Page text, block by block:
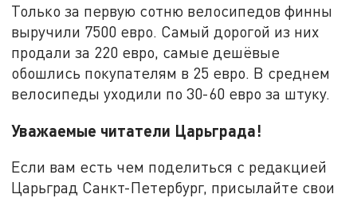
Только за первую сотню велосипедов финны
выручили 7500 евро. Самый дорогой из них
продали за 220 евро, самые дешёвые
обошлись покупателям в 25 евро. В среднем
велосипеды уходили по 30-60 евро за штуку.
Уважаемые читатели Царьграда!
Если вам есть чем поделиться с редакцией
Царьград Санкт-Петербург, присылайте свои